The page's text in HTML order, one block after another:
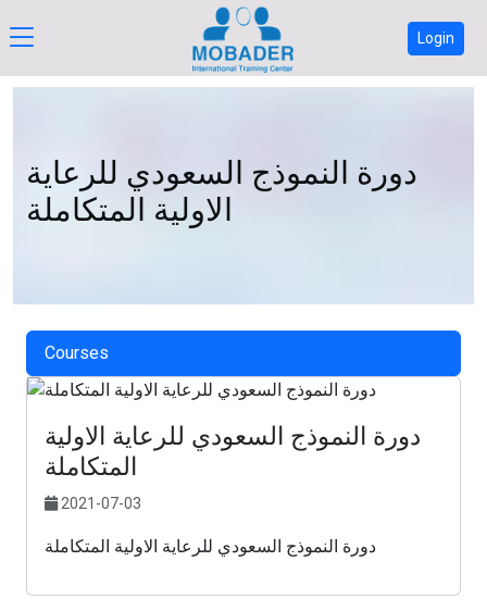
Login
دورة النموذج السعودي للرعاية
الاولية المتكاملة
Courses
دورة النموذج السعودي للرعاية الاولية
المتكاملة
2021-07-03
دورة النموذج السعودي للرعاية الاولية المتكاملة